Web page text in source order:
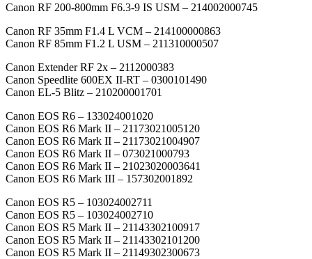
Canon RF 200-800mm F6.3-9 IS USM – 214002000745
Canon RF 35mm F1.4 L VCM – 214100000863
Canon RF 85mm F1.2 L USM – 211310000507
Canon Extender RF 2x – 2112000383
Canon Speedlite 600EX II-RT – 0300101490
Canon EL-5 Blitz – 210200001701
Canon EOS R6 – 133024001020
Canon EOS R6 Mark II – 21173021005120
Canon EOS R6 Mark II – 21173021004907
Canon EOS R6 Mark II – 073021000793
Canon EOS R6 Mark II – 21023020003641
Canon EOS R6 Mark III – 157302001892
Canon EOS R5 – 103024002711
Canon EOS R5 – 103024002710
Canon EOS R5 Mark II – 21143302100917
Canon EOS R5 Mark II – 21143302101200
Canon EOS R5 Mark II – 21149302300673